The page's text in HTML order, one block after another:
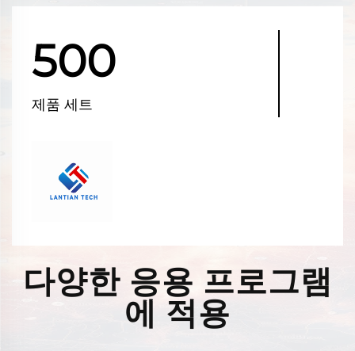
500
제품 세트
다양한 응용 프로그램
에 적용